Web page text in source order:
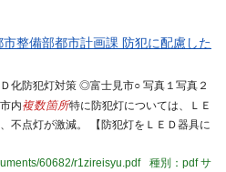
整備部都市計画課 防犯に配慮した
化防犯灯対策 ◎富士見市○ 写真１写真２
内複数箇所特に防犯灯については、ＬＥ
不点灯が激減。 【防犯灯をＬＥＤ器具に
60682/r1zireisyu.pdf
種別：pdfサ